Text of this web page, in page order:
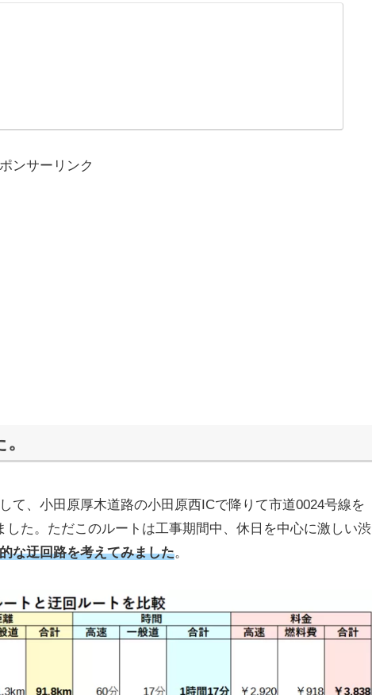
ンサーリンク
、小田原厚木道路の小田原西ICで降りて市道0024号線を
た。ただこのルートは工事期間中、休日を中心に激しい渋
な迂回路を考えてみました。